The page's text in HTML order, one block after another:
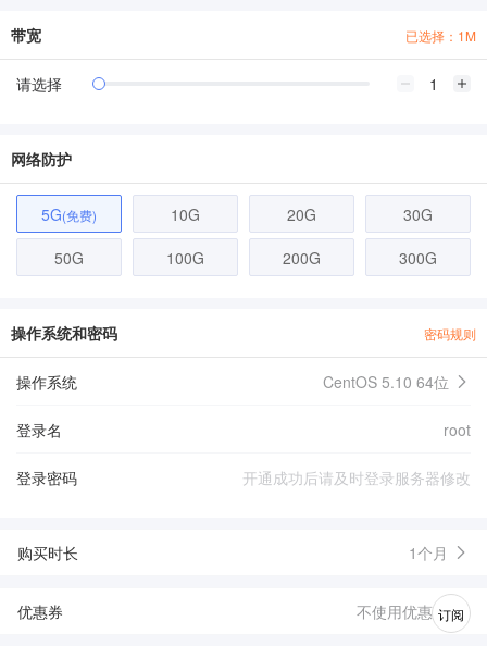
带宽 已选择：1M
请选择
网络防护
5G(免费) 10G 20G
30G
50G
100G 200G 300G
操作系统和密码 密码规则
操作系统 CentOS 5.10 64位
登录名 root
登录密码
购买时长 1个月
优惠券 不使用优惠券订阅